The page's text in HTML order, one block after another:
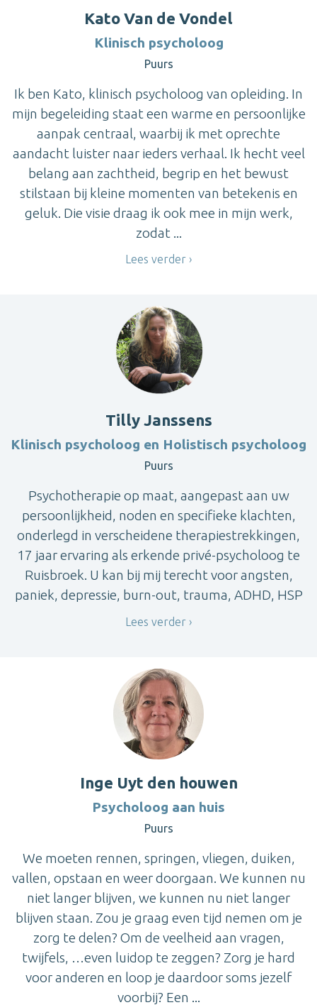
Kato Van de Vondel
Klinisch psycholoog
Puurs
Ik ben Kato, klinisch psycholoog van opleiding. In
mijn begeleiding staat een warme en persoonlijke
aanpak centraal, waarbij ik met oprechte
aandacht luister naar ieders verhaal. Ik hecht veel
belang aan zachtheid, begrip en het bewust
stilstaan bij kleine momenten van betekenis en
geluk. Die visie draag ik ook mee in mijn werk,
zodat ...
Lees verder
Tilly Janssens
Klinisch psycholoog en Holistisch psycholoog
Puurs
Psychotherapie op maat, aangepast aan uw
persoonlijkheid, noden en specifieke klachten,
onderlegd in verscheidene therapiestrekkingen,
17 jaar ervaring als erkende privé-psycholoog te
Ruisbroek. U kan bij mij terecht voor angsten,
paniek, depressie, burn-out, trauma, ADHD, HSP
Lees verder
Inge Uyt den houwen
Psycholoog aan huis
Puurs
We moeten rennen, springen, vliegen, duiken,
vallen, opstaan en weer doorgaan. We kunnen nu
niet langer blijven, we kunnen nu niet langer
blijven staan. Zou je graag even tijd nemen om je
zorg te delen? Om de veelheid aan vragen,
twijfels, …even luidop te zeggen? Zorg je hard
voor anderen en loop je daardoor soms jezelf
voorbij? Een ...